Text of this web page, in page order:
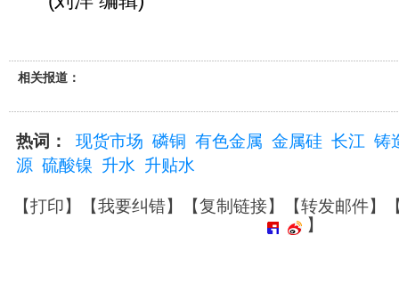
相关报道：
热词： 现货市场 磷铜 有色金属 金属硅 长江 铸
源 硫酸镍 升水 升贴水
【打印】【我要纠错】【复制链接】【转发邮件】
】